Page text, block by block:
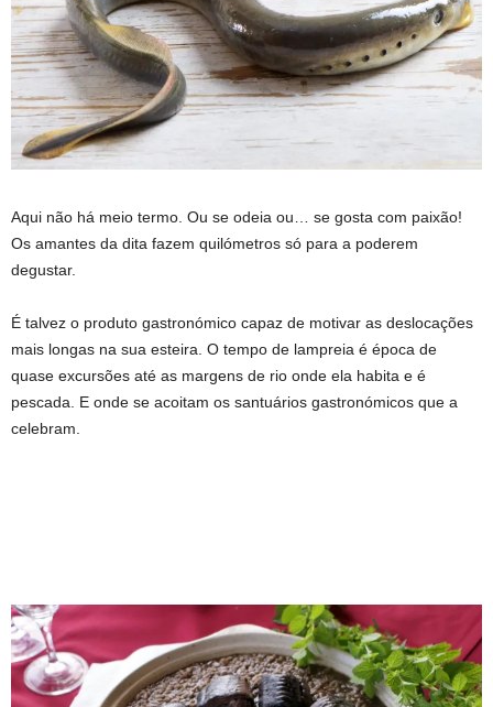
Aqui não há meio termo. Ou se odeia ou… se gosta com paixão!
Os amantes da dita fazem quilómetros só para a poderem
degustar.
É talvez o produto gastronómico capaz de motivar as deslocações
mais longas na sua esteira. O tempo de lampreia é época de
quase excursões até as margens de rio onde ela habita e é
pescada. E onde se acoitam os santuários gastronómicos que a
celebram.